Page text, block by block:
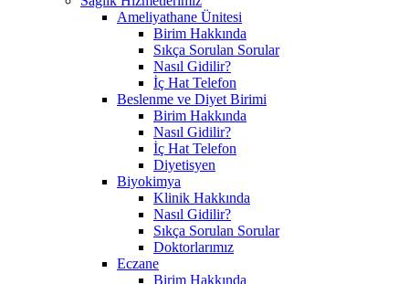
Ameliyathane Ünitesi
Birim Hakkında
Sıkça Sorulan Sorular
Nasıl Gidilir?
İç Hat Telefon
Beslenme ve Diyet Birimi
Birim Hakkında
Nasıl Gidilir?
İç Hat Telefon
Diyetisyen
Biyokimya
Klinik Hakkında
Nasıl Gidilir?
Sıkça Sorulan Sorular
Doktorlarımız
Eczane
Birim Hakkında